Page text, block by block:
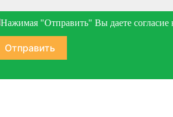
Нажимая "Отправить" Вы даете согласие